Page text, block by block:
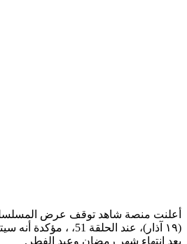
أعلنت منصة شاهد توقف عرض المسلسل
(١٩ آذار)، عند الحلقة
بعد انتهاء شهر رمضان وعيد الفطر.